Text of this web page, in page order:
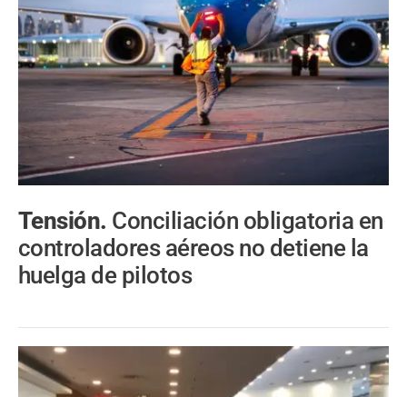
Tensión. Conciliación obligatoria en
controladores aéreos no detiene la
huelga de pilotos